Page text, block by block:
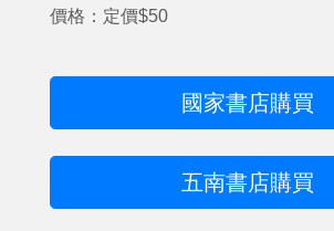
價格：定價$50
國家書店購買
五南書店購買